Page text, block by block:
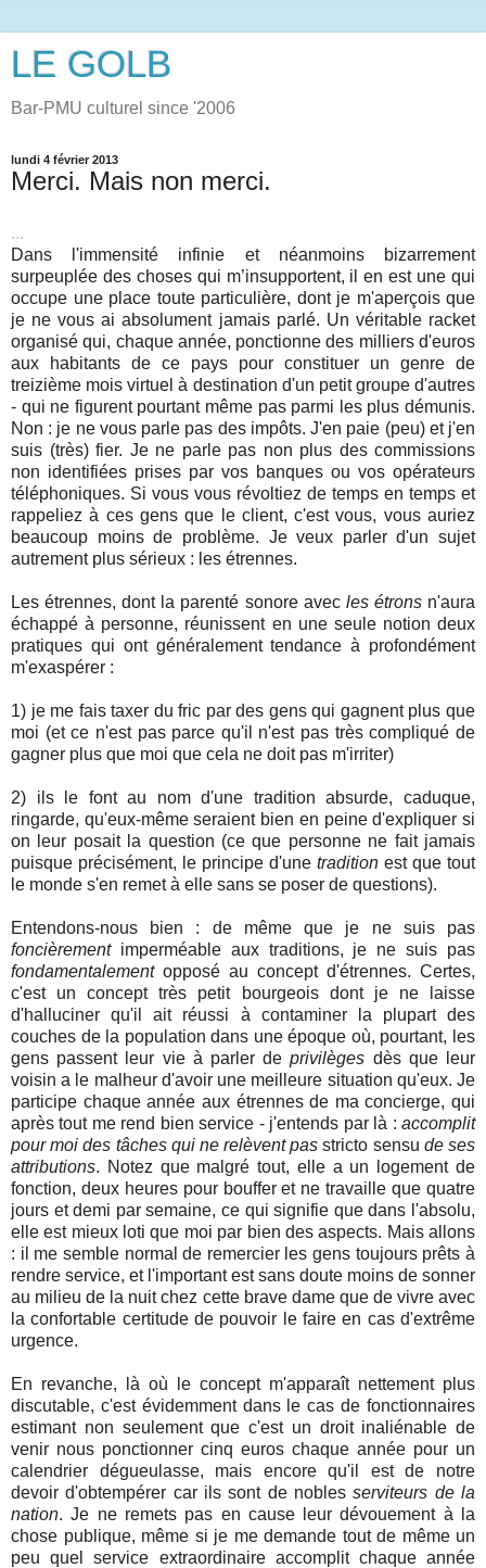
LE GOLB
Bar-PMU culturel since '2006
lundi 4 février 2013
Merci. Mais non merci.
...
Dans l'immensité infinie et néanmoins bizarrement
surpeuplée des choses qui m’insupportent, il en est une qui
occupe une place toute particulière, dont je m'aperçois que
je ne vous ai absolument jamais parlé. Un véritable racket
organisé qui, chaque année, ponctionne des milliers d'euros
aux habitants de ce pays pour constituer un genre de
treizième mois virtuel à destination d'un petit groupe d'autres
- qui ne figurent pourtant même pas parmi les plus démunis.
Non : je ne vous parle pas des impôts. J'en paie (peu) et j'en
suis (très) fier. Je ne parle pas non plus des commissions
non identifiées prises par vos banques ou vos opérateurs
téléphoniques. Si vous vous révoltiez de temps en temps et
rappeliez à ces gens que le client, c'est vous, vous auriez
beaucoup moins de problème. Je veux parler d'un sujet
autrement plus sérieux : les étrennes.
Les étrennes, dont la parenté sonore avec les étronsn'aura
échappé à personne, réunissent en une seule notion deux
pratiques qui ont généralement tendance à profondément
m'exaspérer :
1) je me fais taxer du fric par des gens qui gagnent plus que
moi (et ce n'est pas parce qu'il n'est pas très compliqué de
gagner plus que moi que cela ne doit pas m'irriter)
2) ils le font au nom d'une tradition absurde, caduque,
ringarde, qu'eux-même seraient bien en peine d'expliquer si
on leur posait la question (ce que personne ne fait jamais
puisque précisément, le principe d'une tradition est que tout
le monde s'en remet à elle sans se poser de questions).
Entendons-nous bien : de même que je ne suis pas
foncièrementimperméable aux traditions, je ne suis pas
fondamentalementopposé au concept d'étrennes. Certes,
c'est un concept très petit bourgeois dont je ne laisse
d'halluciner qu'il ait réussi à contaminer la plupart des
couches de la population dans une époque où, pourtant, les
gens passent leur vie à parler deprivilèges dès que leur
voisin a le malheur d'avoir une meilleure situation qu'eux. Je
participe chaque année aux étrennes de ma concierge, qui
après tout me rend bien service - j'entends par là : accomplit
pour moi des tâches qui ne relèvent passtricto sensu de ses
attributions. Notez que malgré tout, elle a un logement de
fonction, deux heures pour bouffer et ne travaille que quatre
jours et demi par semaine, ce qui signifie que dans l'absolu,
elle est mieux loti que moi par bien des aspects. Mais allons
: il me semble normal de remercier les gens toujours prêts à
rendre service, et l'important est sans doute moins de sonner
au milieu de la nuit chez cette brave dame que de vivre avec
la confortable certitude de pouvoir le faire en cas d'extrême
urgence.
En revanche, là où le concept m'apparaît nettement plus
discutable, c'est évidemment dans le cas de fonctionnaires
estimant non seulement que c'est un droit inaliénable de
venir nous ponctionner cinq euros chaque année pour un
calendrier dégueulasse, mais encore qu'il est de notre
devoir d'obtempérer car ils sont de nobles serviteurs de la
nation. Je ne remets pas en cause leur dévouement à la
chose publique, même si je me demande tout de même un
peu quel service extraordinaire accomplit chaque année